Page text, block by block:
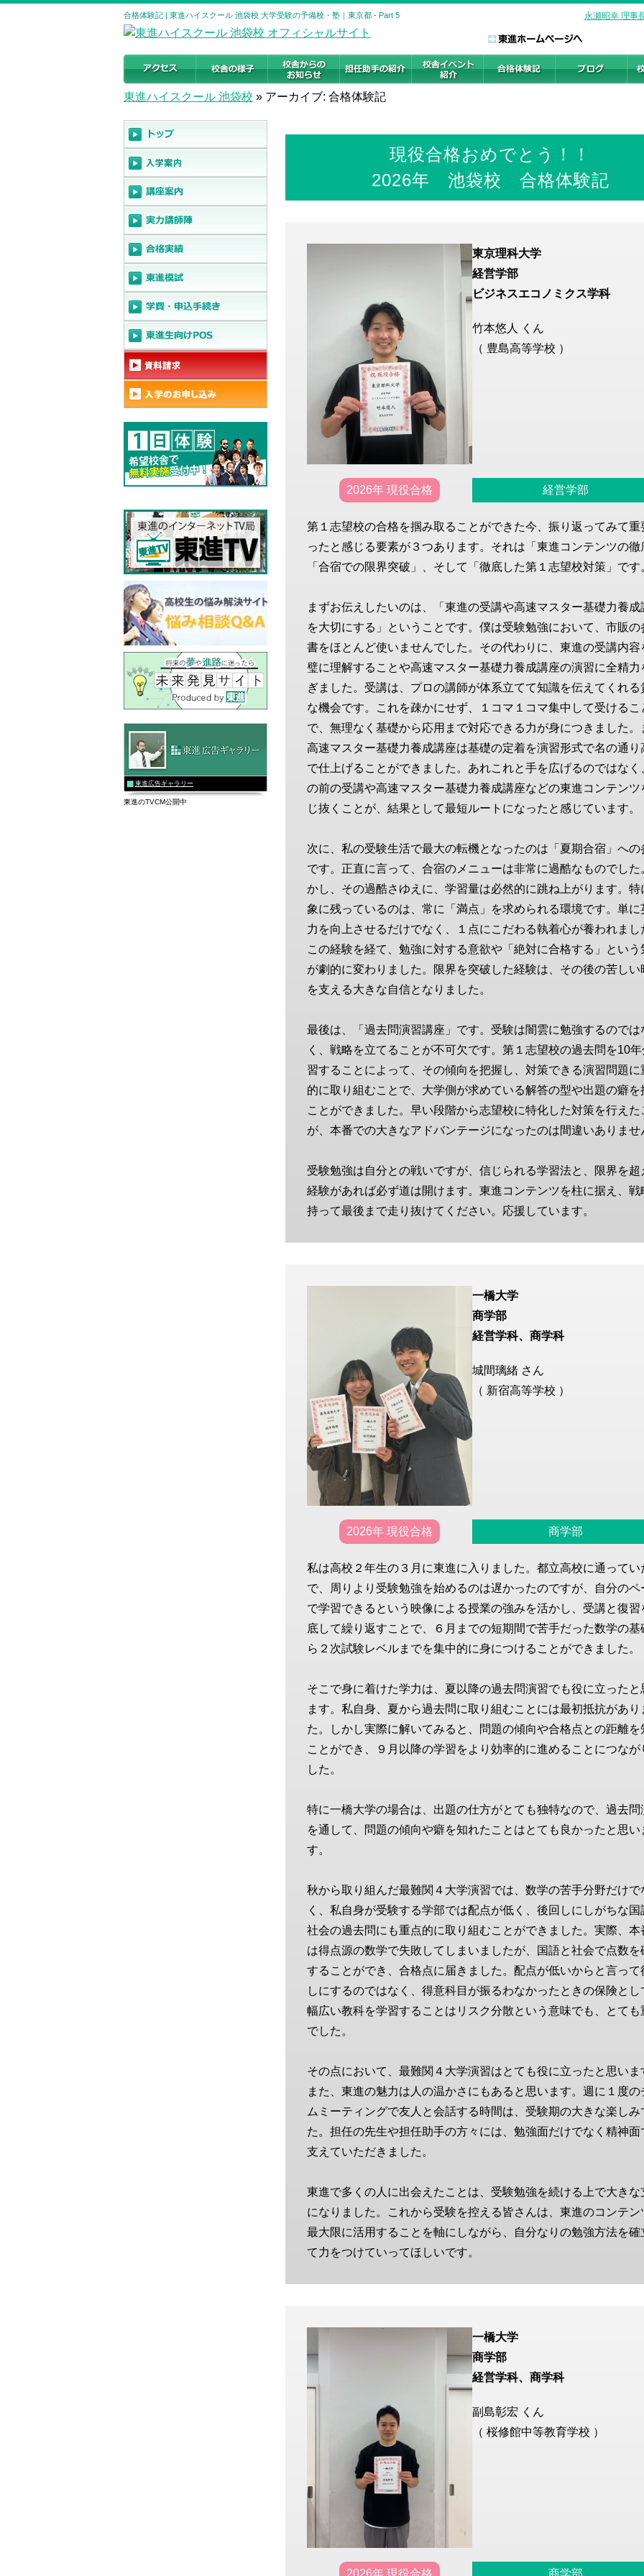
合格体験記 | 東進ハイスクール 池袋校 大学受験の予備校・塾｜東京都 - Part 5 永瀬昭幸 理事
東進ハイスクール 池袋校 » アーカイブ: 合格体験記
東進広告ギャラリー
東進のTVCM公開中
現役合格おめでとう！！
2026年 池袋校 合格体験記
東京理科大学
経営学部
ビジネスエコノミクス学科
竹本悠人 くん
（ 豊島高等学校 ）
2026年 現役合格 経営学部
第１志望校の合格を掴み取ることができた今、振り返ってみて重
ったと感じる要素が３つあります。それは「東進コンテンツの徹
「合宿での限界突破」、そして「徹底した第１志望校対策」です
まずお伝えしたいのは、「東進の受講や高速マスター基礎力養成
を大切にする」ということです。僕は受験勉強において、市販の
書をほとんど使いませんでした。その代わりに、東進の受講内容
璧に理解することや高速マスター基礎力養成講座の演習に全精力
ぎました。受講は、プロの講師が体系立てて知識を伝えてくれる
な機会です。これを疎かにせず、１コマ１コマ集中して受けるこ
で、無理なく基礎から応用まで対応できる力が身につきました。
高速マスター基礎力養成講座は基礎の定着を演習形式で名の通り
で仕上げることができました。あれこれと手を広げるのではなく
の前の受講や高速マスター基礎力養成講座などの東進コンテンツ
じ抜くことが、結果として最短ルートになったと感じています。
次に、私の受験生活で最大の転機となったのは「夏期合宿」への
です。正直に言って、合宿のメニューは非常に過酷なものでした
かし、その過酷さゆえに、学習量は必然的に跳ね上がります。特
象に残っているのは、常に「満点」を求められる環境です。単に
力を向上させるだけでなく、１点にこだわる執着心が養われまし
この経験を経て、勉強に対する意欲や「絶対に合格する」という
が劇的に変わりました。限界を突破した経験は、その後の苦しい
を支える大きな自信となりました。
最後は、「過去問演習講座」です。受験は闇雲に勉強するのでは
く、戦略を立てることが不可欠です。第１志望校の過去問を10
習することによって、その傾向を把握し、対策できる演習問題に
的に取り組むことで、大学側が求めている解答の型や出題の癖を
ことができました。早い段階から志望校に特化した対策を行えた
が、本番での大きなアドバンテージになったのは間違いありませ
受験勉強は自分との戦いですが、信じられる学習法と、限界を超
経験があれば必ず道は開けます。東進コンテンツを柱に据え、戦
持って最後まで走り抜けてください。応援しています。
一橋大学
商学部
経営学科、商学科
城間璃緒 さん
（ 新宿高等学校 ）
2026年 現役合格 商学部
私は高校２年生の３月に東進に入りました。都立高校に通ってい
で、周りより受験勉強を始めるのは遅かったのですが、自分のペ
で学習できるという映像による授業の強みを活かし、受講と復習
底して繰り返すことで、６月までの短期間で苦手だった数学の基
ら２次試験レベルまでを集中的に身につけることができました。
そこで身に着けた学力は、夏以降の過去問演習でも役に立ったと
ます。私自身、夏から過去問に取り組むことには最初抵抗があり
た。しかし実際に解いてみると、問題の傾向や合格点との距離を
ことができ、９月以降の学習をより効率的に進めることにつなが
した。
特に一橋大学の場合は、出題の仕方がとても独特なので、過去問
を通して、問題の傾向や癖を知れたことはとても良かったと思い
す。
秋から取り組んだ最難関４大学演習では、数学の苦手分野だけで
く、私自身が受験する学部では配点が低く、後回しにしがちな国
社会の過去問にも重点的に取り組むことができました。実際、本
は得点源の数学で失敗してしまいましたが、国語と社会で点数を
することができ、合格点に届きました。配点が低いからと言って
しにするのではなく、得意科目が振るわなかったときの保険とし
幅広い教科を学習することはリスク分散という意味でも、とても
でした。
その点において、最難関４大学演習はとても役に立ったと思いま
また、東進の魅力は人の温かさにもあると思います。週に１度の
ムミーティングで友人と会話する時間は、受験期の大きな楽しみ
た。担任の先生や担任助手の方々には、勉強面だけでなく精神面
支えていただきました。
東進で多くの人に出会えたことは、受験勉強を続ける上で大きな
になりました。これから受験を控える皆さんは、東進のコンテン
最大限に活用することを軸にしながら、自分なりの勉強方法を確
て力をつけていってほしいです。
一橋大学
商学部
経営学科、商学科
副島彰宏 くん
（ 桜修館中等教育学校 ）
2026年 現役合格 商学部